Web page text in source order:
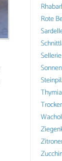
Rote
Sellerie